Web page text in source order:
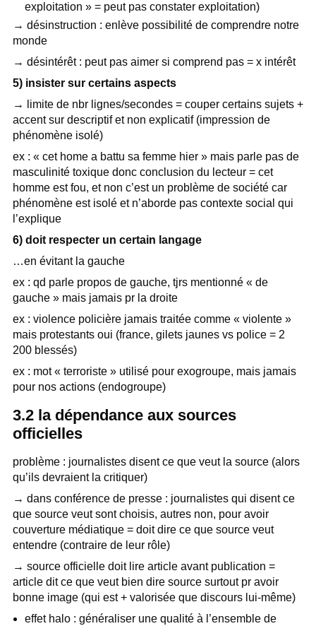
exploitation » = peut pas constater exploitation)
→ désinstruction : enlève possibilité de comprendre notre
monde
→ désintérêt : peut pas aimer si comprend pas = x intérêt
5) insister sur certains aspects
→
limite de nbr lignes/secondes = couper certains sujets +
accent sur descriptif et non explicatif (impression de
phénomène isolé)
ex : « cet home a battu sa femme hier » mais parle pas de
masculinité toxique donc conclusion du lecteur = cet
homme est fou, et non c’est un problème de société car
phénomène est isolé et n’aborde pas contexte social qui
l’explique
6) doit respecter un certain langage
…en évitant la gauche
ex : qd parle propos de gauche, tjrs mentionné « de
gauche » mais jamais pr la droite
ex : violence policière jamais traitée comme « violente »
mais protestants oui (france, gilets jaunes vs police = 2
200 blessés)
ex : mot « terroriste » utilisé pour exogroupe, mais jamais
pour nos actions (endogroupe)
3.2 la dépendance aux sources
officielles
problème : journalistes disent ce que veut la source (alors
qu’ils devraient la critiquer)
→ dans conférence de presse : journalistes qui disent ce
que source veut sont choisis, autres non, pour avoir
couverture médiatique = doit dire ce que source veut
entendre (contraire de leur rôle)
→ source officielle doit lire article avant publication =
article dit ce que veut bien dire source surtout pr avoir
bonne image (qui est + valorisée que discours lui-même)
effet halo : généraliser une qualité à l’ensemble de